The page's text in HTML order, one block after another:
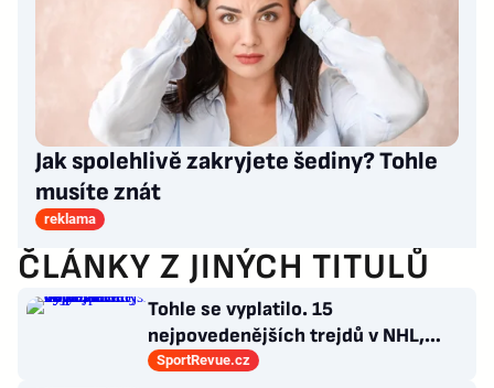
Jak spolehlivě zakryjete šediny? Tohle
musíte znát
reklama
ČLÁNKY Z JINÝCH TITULŮ
Tohle se vyplatilo. 15
nejpovedenějších trejdů v NHL,
které byly upečeny na poslední
SportRevue.cz